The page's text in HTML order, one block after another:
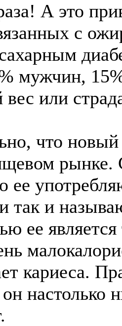
А это
с
мужчин,
или
что новый
рынке.
ее
так и
ее
кариеса.
настолько